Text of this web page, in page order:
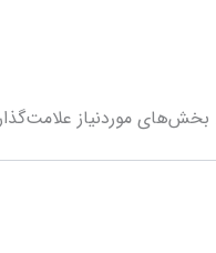
بخش‌های موردنیاز